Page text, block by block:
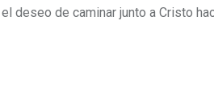
deseo de caminar junto a Cristo